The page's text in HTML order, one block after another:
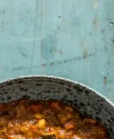
Glutenfri
Laktosefri
Vegetarisk
Vegansk
Chili sin carne med masser af
grøntsager, varme krydderier,